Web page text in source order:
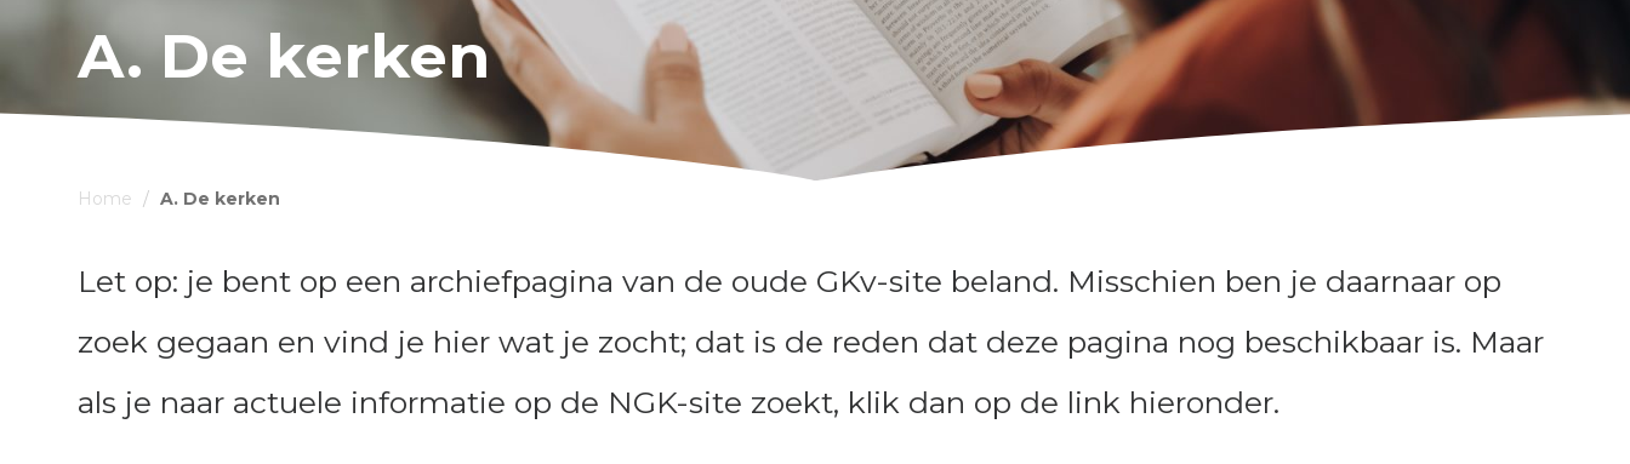
A. De kerken
Home / A. De kerken
Let op: je bent op een archiefpagina van de oude GKv-site beland. Misschien ben je daarnaar op
zoek gegaan en vind je hier wat je zocht; dat is de reden dat deze pagina nog beschikbaar is. Maar
als je naar actuele informatie op de NGK-site zoekt, klik dan op de link hieronder.